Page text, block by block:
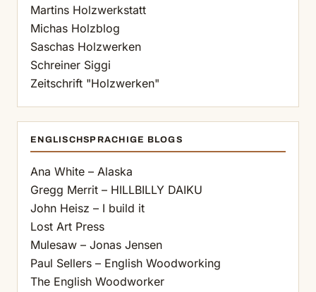
Martins Holzwerkstatt
Michas Holzblog
Saschas Holzwerken
Schreiner Siggi
Zeitschrift "Holzwerken"
ENGLISCHSPRACHIGE BLOGS
Ana White – Alaska
Gregg Merrit – HILLBILLY DAIKU
John Heisz – I build it
Lost Art Press
Mulesaw – Jonas Jensen
Paul Sellers – English Woodworking
The English Woodworker